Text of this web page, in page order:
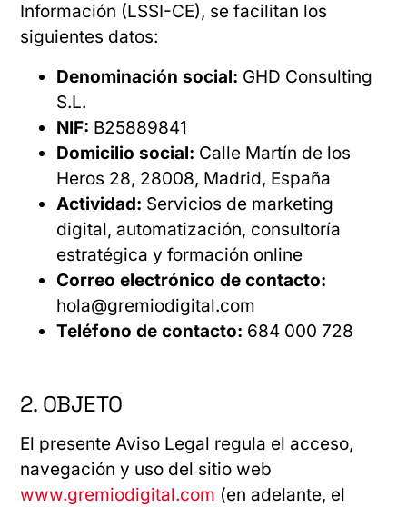
Información (LSSI-CE), se facilitan los
siguientes datos:
Denominación social: GHD Consulting
S.L.
NIF: B25889841
Domicilio social: Calle Martín de los
Heros 28, 28008, Madrid, España
Actividad: Servicios de marketing
digital, automatización, consultoría
estratégica y formación online
Correo electrónico de contacto:
hola@gremiodigital.com
Teléfono de contacto: 684 000 728
2. OBJETO
El presente Aviso Legal regula el acceso,
navegación y uso del sitio web
www.gremiodigital.com (en adelante, el